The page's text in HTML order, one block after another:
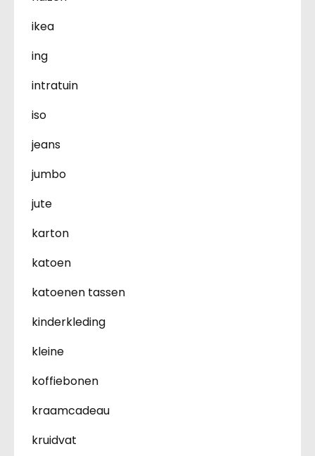
ikea
ing
intratuin
iso
jeans
jumbo
jute
karton
katoen
katoenen tassen
kinderkleding
kleine
koffiebonen
kraamcadeau
kruidvat